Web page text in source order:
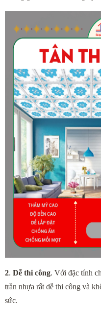
2. Dễ thi công. Với đặc tính
trần nhựa rất dễ thi công và
sức.